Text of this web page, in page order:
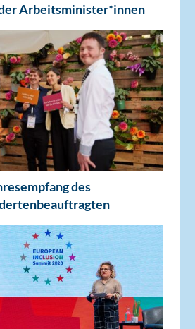
Arbeitsminister*innen
des